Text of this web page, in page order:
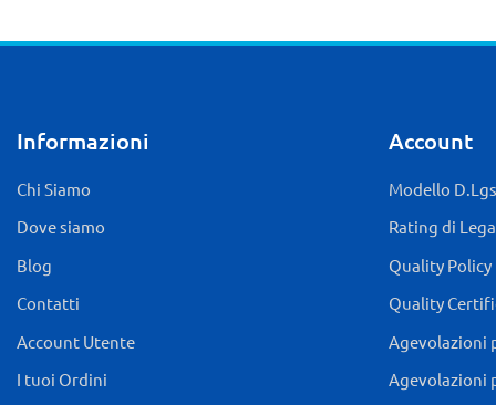
Informazioni
Chi Siamo
Dove siamo
Blog
Contatti
Account Utente
I tuoi Ordini
Account
Modello
Rating di
Quality Policy
Quality
Agevolazioni
Agevolazioni